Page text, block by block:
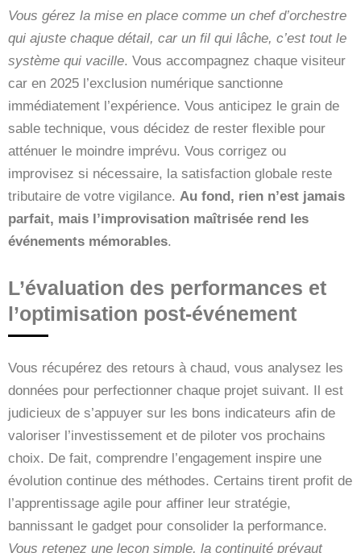
Vous gérez la mise en place comme un chef d’orchestre
qui ajuste chaque détail, car un fil qui lâche, c’est tout le
système qui vacille. Vous accompagnez chaque visiteur
car en 2025 l’exclusion numérique sanctionne
immédiatement l’expérience. Vous anticipez le grain de
sable technique, vous décidez de rester flexible pour
atténuer le moindre imprévu. Vous corrigez ou
improvisez si nécessaire, la satisfaction globale reste
tributaire de votre vigilance. Au fond, rien n’est jamais
parfait, mais l’improvisation maîtrisée rend les
événements mémorables.
L’évaluation des performances et
l’optimisation post-événement
Vous récupérez des retours à chaud, vous analysez les
données pour perfectionner chaque projet suivant. Il est
judicieux de s’appuyer sur les bons indicateurs afin de
valoriser l’investissement et de piloter vos prochains
choix. De fait, comprendre l’engagement inspire une
évolution continue des méthodes. Certains tirent profit de
l’apprentissage agile pour affiner leur stratégie,
bannissant le gadget pour consolider la performance.
Vous retenez une leçon simple, la continuité prévaut